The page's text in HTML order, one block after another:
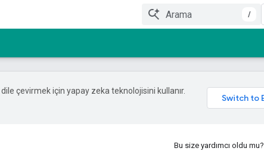
/
çevirmek için yapay zeka teknolojisini kullanır.
Bu size yardımcı oldu mu?